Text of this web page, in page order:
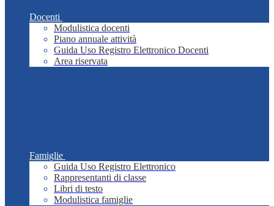
Docenti
Modulistica docenti
Piano annuale attività
Guida Uso Registro Elettronico Docenti
Area riservata
Famiglie
Guida Uso Registro Elettronico
Rappresentanti di classe
Libri di testo
Modulistica famiglie